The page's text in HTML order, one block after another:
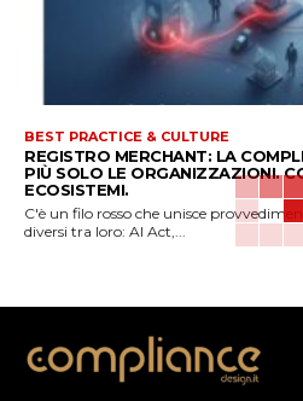
BEST PRACTICE & CULTURE
REGISTRO MERCHANT: LA
PIÙ SOLO LE ORGANIZZAZIONI.
ECOSISTEMI.
C'è un filo rosso che unisce
diversi tra loro: AI Act,...